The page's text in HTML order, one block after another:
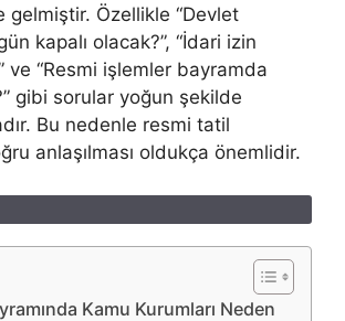
gelmiştir. Özellikle “Devlet
kapalı olacak?”, “İdari izin
ve “Resmi işlemler bayramda
gibi sorular yoğun şekilde
Bu nedenle resmi tatil
anlaşılması oldukça önemlidir.
Kamu Kurumları Neden